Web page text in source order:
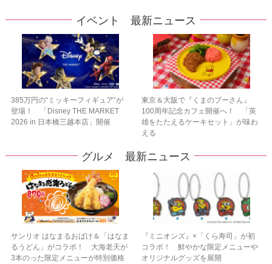
イベント 最新ニュース
385万円の“ミッキーフィギュア”が
登場！ 「Disney THE MARKET
2026 in 日本橋三越本店」開催
東京＆大阪で『くまのプーさん』
100周年記念カフェ開催へ！ 「英
雄をたたえるケーキセット」が味わ
える
グルメ 最新ニュース
サンリオ はなまるおばけ＆「はなま
るうどん」がコラボ！ 大海老天が
3本のった限定メニューが特別価格
『ミニオンズ』×「くら寿司」が初
コラボ！ 鮮やかな限定メニューや
オリジナルグッズを展開